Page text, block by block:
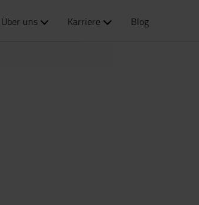
Über uns Karriere Blog